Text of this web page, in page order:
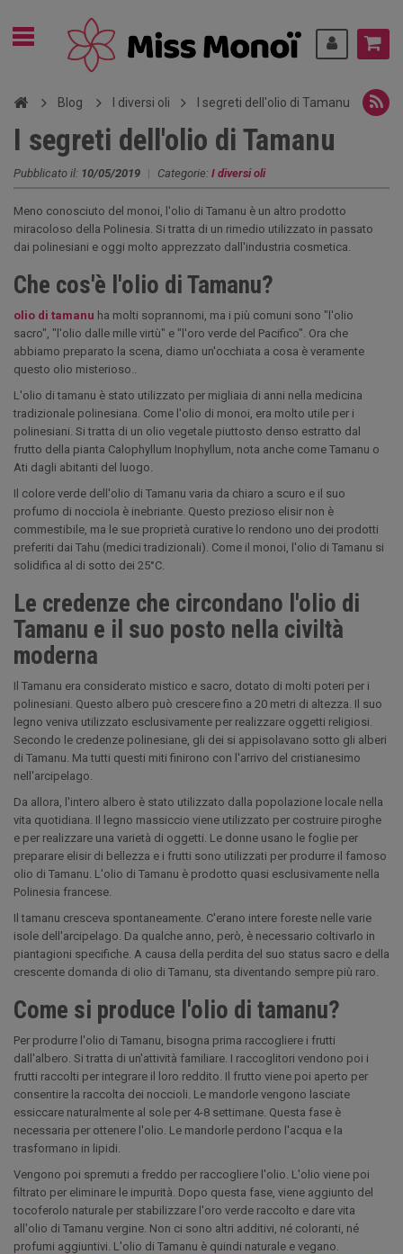
Blog I diversi oli I segreti dell'olio di Tamanu
I segreti dell'olio di Tamanu
Pubblicato il: 10/05/2019 | Categorie: I diversi oli
Meno conosciuto del monoi, l'olio di Tamanu è un altro prodotto
miracoloso della Polinesia. Si tratta di un rimedio utilizzato in passato
dai polinesiani e oggi molto apprezzato dall'industria cosmetica.
Che cos'è l'olio di Tamanu?
olio di tamanu ha molti soprannomi, ma i più comuni sono "l'olio
sacro", "l'olio dalle mille virtù" e "l'oro verde del Pacifico". Ora che
abbiamo preparato la scena, diamo un'occhiata a cosa è veramente
questo olio misterioso..
L'olio di tamanu è stato utilizzato per migliaia di anni nella medicina
tradizionale polinesiana. Come l'olio di monoi, era molto utile per i
polinesiani. Si tratta di un olio vegetale piuttosto denso estratto dal
frutto della pianta Calophyllum Inophyllum, nota anche come Tamanu o
Ati dagli abitanti del luogo.
Il colore verde dell'olio di Tamanu varia da chiaro a scuro e il suo
profumo di nocciola è inebriante. Questo prezioso elisir non è
commestibile, ma le sue proprietà curative lo rendono uno dei prodotti
preferiti dai Tahu (medici tradizionali). Come il monoi, l'olio di Tamanu si
solidifica al di sotto dei 25°C.
Le credenze che circondano l'olio di
Tamanu e il suo posto nella civiltà
moderna
Il Tamanu era considerato mistico e sacro, dotato di molti poteri per i
polinesiani. Questo albero può crescere fino a 20 metri di altezza. Il suo
legno veniva utilizzato esclusivamente per realizzare oggetti religiosi.
Secondo le credenze polinesiane, gli dei si appisolavano sotto gli alberi
di Tamanu. Ma tutti questi miti finirono con l'arrivo del cristianesimo
nell'arcipelago.
Da allora, l'intero albero è stato utilizzato dalla popolazione locale nella
vita quotidiana. Il legno massiccio viene utilizzato per costruire piroghe
e per realizzare una varietà di oggetti. Le donne usano le foglie per
preparare elisir di bellezza e i frutti sono utilizzati per produrre il famoso
olio di Tamanu. L'olio di Tamanu è prodotto quasi esclusivamente nella
Polinesia francese.
Il tamanu cresceva spontaneamente. C'erano intere foreste nelle varie
isole dell'arcipelago. Da qualche anno, però, è necessario coltivarlo in
piantagioni specifiche. A causa della perdita del suo status sacro e della
crescente domanda di olio di Tamanu, sta diventando sempre più raro.
Come si produce l'olio di tamanu?
Per produrre l'olio di Tamanu, bisogna prima raccogliere i frutti
dall'albero. Si tratta di un'attività familiare. I raccoglitori vendono poi i
frutti raccolti per integrare il loro reddito. Il frutto viene poi aperto per
consentire la raccolta dei noccioli. Le mandorle vengono lasciate
essiccare naturalmente al sole per 4-8 settimane. Questa fase è
necessaria per ottenere l'olio. Le mandorle perdono l'acqua e la
trasformano in lipidi.
Vengono poi spremuti a freddo per raccogliere l'olio. L'olio viene poi
filtrato per eliminare le impurità. Dopo questa fase, viene aggiunto del
tocoferolo naturale per stabilizzare l'oro verde raccolto e dare vita
all'olio di Tamanu vergine. Non ci sono altri additivi, né coloranti, né
profumi aggiuntivi. L'olio di Tamanu è quindi naturale e vegano.